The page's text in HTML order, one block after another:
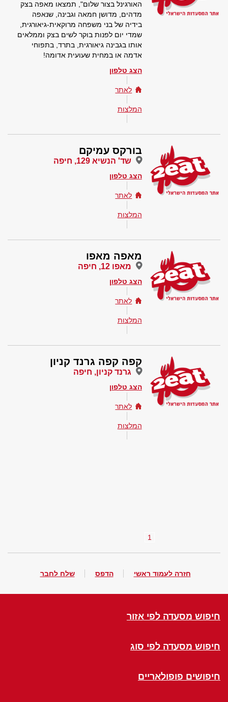
האורגינל בצור שלום", תמצאו מאפה בצק
מדהים, מדושן חמאה וגבינה, שנאפה
בידיה של בני משפחה מרוקאית-גיאורגית,
שמדי יום לפנות בוקר לשים בצק וממלאים
אותו בגבינה גיאורגית, בתרד, בתפוחי
אדמה או במחית שעועית אדומה!
הצג טלפון
לאתר
המלצות
בורקס עמיקם
שד' הנשיא 129, חיפה
הצג טלפון
לאתר
המלצות
מאפה מאפו
מאפו 12, חיפה
הצג טלפון
לאתר
המלצות
קפה קפה גרנד קניון
גרנד קניון, חיפה
הצג טלפון
לאתר
המלצות
1
חזרה לעמוד ראשי הדפס שלח לחבר
חיפוש מסעדה לפי אזור
חיפוש מסעדה לפי סוג
חיפושים פופולאריים